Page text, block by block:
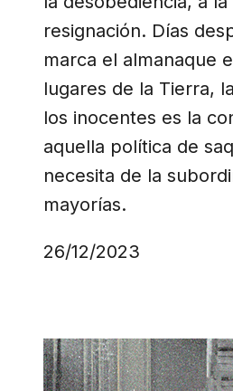
resignación. Días
marca el almanaque
lugares de la Tierra,
los inocentes es la
aquella política de
necesita de la
mayorías.
26/12/2023